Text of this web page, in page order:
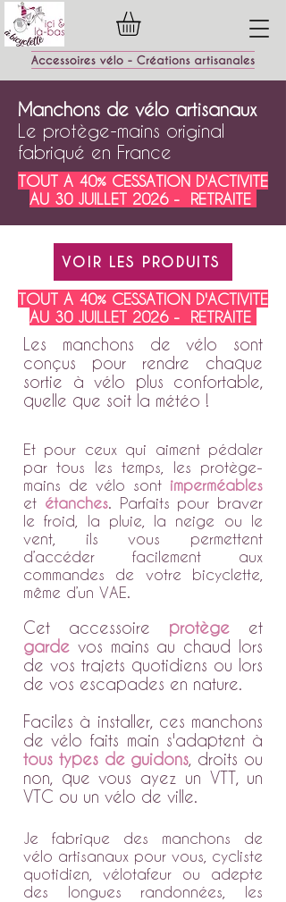
Manchons de vélo artisanaux
Le protège-mains original
fabriqué en France
TOUT A 40% CESSATION D'ACTIVITE
AU 30 JUILLET 2026 - RETRAITE
VOIR LES PRODUITS
TOUT A 40% CESSATION D'ACTIVITE
AU 30 JUILLET 2026 - RETRAITE
Les manchons de vélo sont
conçus pour rendre chaque
sortie à vélo plus confortable,
quelle que soit la météo !
Et pour ceux qui aiment pédaler
par tous les temps, les protège-
mains de vélo sont imperméables
et étanches. Parfaits pour braver
le froid, la pluie, la neige ou le
vent, ils vous permettent
d’accéder facilement aux
commandes de votre bicyclette,
même d’un VAE.
Cet accessoire protège et
garde vos mains au chaud lors
de vos trajets quotidiens ou lors
de vos escapades en nature.
Faciles à installer, ces manchons
de vélo faits main s'adaptent à
tous types de guidons , droits ou
non, que vous ayez un VTT, un
VTC ou un vélo de ville.
Je fabrique des manchons de
vélo artisanaux pour vous, cycliste
quotidien, vélotafeur ou adepte
des longues randonnées, les